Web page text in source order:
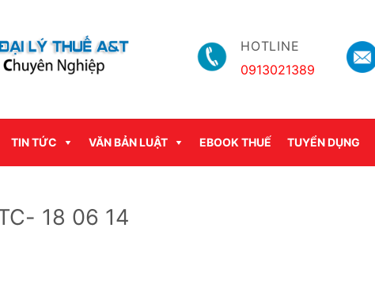
HOTLINE
0913021389
TIN TỨC VĂN BẢN LUẬT EBOOK THUẾ TUYỂN DỤNG
18 06 14